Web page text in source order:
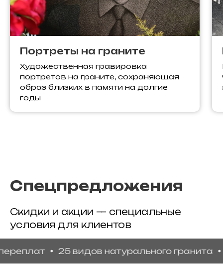
Портреты на граните
Художественная гравировка
портретов на граните, сохраняющая
образ близких в памяти на долгие
годы
Спецпредложения
Скидки и акции — специальные
условия для клиентов
25 видов натурального гранита